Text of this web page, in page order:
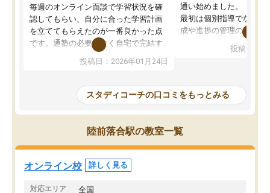
毎週のオンライン面談で学習状況を確
認してもらい、自分に合った学習計画
を立ててもらえたのが一番良かった点
です。通塾の必要がなく自宅で完結す
たです。コーチが現役大学生で相談し
安も気軽に話せました。勉強習慣が身
についたと感じています。また、チャ
ットで質問できるのも便利でした。一
人では迷いがちだった受験勉強を、最
だと思います。
投稿日：2026年01月24日
通い始めました。
最初は個別指導でなく、
成や進捗の管理のみのコ
じ個別指導コースに変更
性が良くなかったです。
モチベーションが上がら
にやめてしまいました。
追加で料金を払うことで
の方の予定が空いていな
投稿日：
スタディコーチの口コミをもっとみる
陸前落合駅の教室一覧
オンライン校 詳しく見る
対応エリア 全国